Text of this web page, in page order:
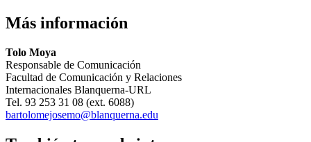
Más información
Tolo Moya
Responsable de Comunicación
Facultad de Comunicación y Relaciones
Internacionales Blanquerna-URL
Tel. 93 253 31 08 (ext. 6088)
bartolomejosemo@blanquerna.edu